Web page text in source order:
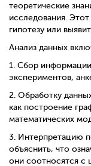
теоретические
исследования.
гипотезу или
Анализ данных
1. Сбор
экспериментов,
2. Обработку
как построение
математических
3. Интерпретацию
объяснить, что
они соотносятся с